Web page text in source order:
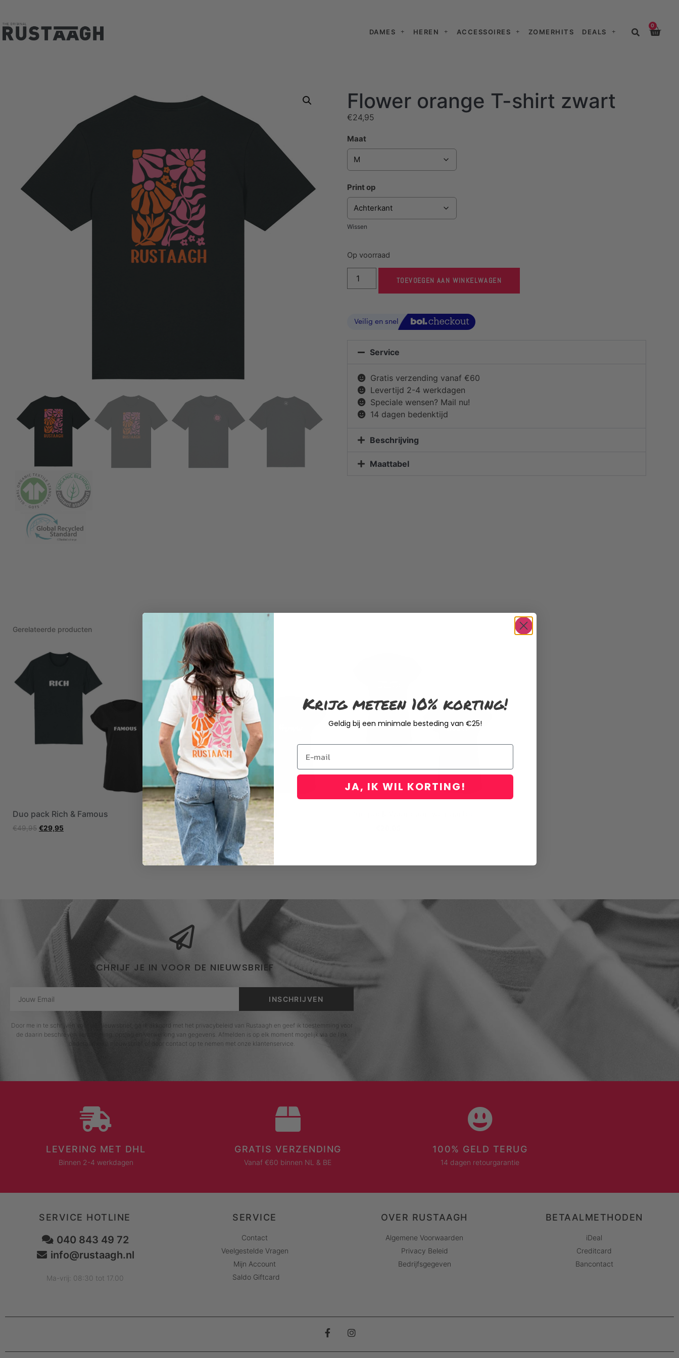
DAMES HEREN ACCESSOIRES ZOMERHITS DEALS
0
Flower orange T-shirt zwart
€24,95
Maat
Print op
Wissen
Op voorraad
TOEVOEGEN AAN WINKELWAGEN
Service
Gratis verzending vanaf €60
Levertijd 2-4 werkdagen
Speciale wensen? Mail nu!
14 dagen bedenktijd
Beschrijving
Maattabel
Gerelateerde producten
Duo pack Rich & Famous
€49,95 €29,95
Duo pack Blondie Brownie
€49,95 € 29,95
SCHRIJF JE IN VOOR DE NIEUWSBRIEF
INSCHRIJVEN
Door me in te schrijven voor de nieuwsbrief, ga ik akkoord met het privacybeleid van Rustaagh en geef ik toestemming voor
de daarin beschreven verzameling, opslag en verwerking van gegevens. Afmelden is op elk moment mogelijk via de link
onderaan elke nieuwsbrief of door contact op te nemen met onze klantenservice.
LEVERING MET DHL
Binnen 2-4 werkdagen
GRATIS VERZENDING
Vanaf €60 binnen NL & BE
100% GELD TERUG
14 dagen retourgarantie
SERVICE HOTLINE
040 843 49 72
info@rustaagh.nl
Ma-vrij: 08:30 tot 17.00
SERVICE
Contact
Veelgestelde Vragen
Mijn Account
Saldo Giftcard
OVER RUSTAAGH
Algemene Voorwaarden
Privacy Beleid
Bedrijfsgegeven
BETAALMETHODEN
iDeal
Creditcard
Bancontact
Krijg meteen 10% korting!
Geldig bij een minimale besteding van €25!
Email
JA, IK WIL KORTING!